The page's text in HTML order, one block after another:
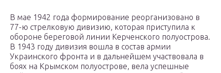
В мае 1942 года формирование реорганизовано в
77-ю стрелковую дивизию, которая приступила к
обороне береговой линии Керченского полуострова.
В 1943 году дивизия вошла в состав армии
Украинского фронта и в дальнейшем участвовала в
боях на Крымском полуострове, вела успешные